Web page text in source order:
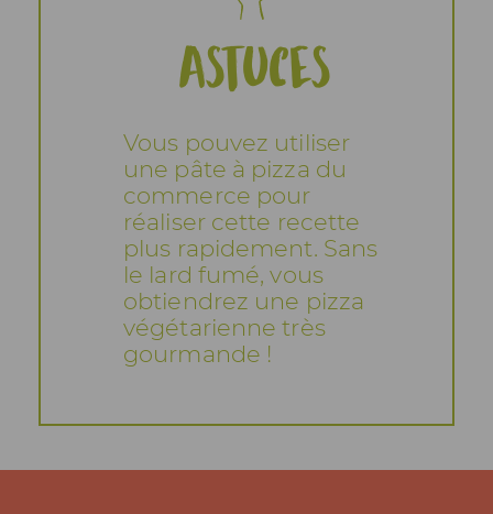
Astuces
Vous pouvez utiliser
une pâte à pizza du
commerce pour
réaliser cette recette
plus rapidement. Sans
le lard fumé, vous
obtiendrez une pizza
végétarienne très
gourmande !